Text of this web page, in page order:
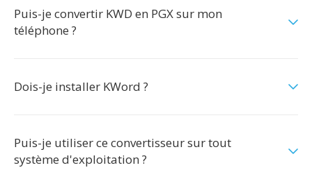
Puis-je convertir KWD en PGX sur mon
téléphone ?
Dois-je installer KWord ?
Puis-je utiliser ce convertisseur sur tout
système d'exploitation ?